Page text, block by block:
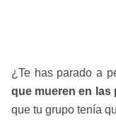
¿Te has parado a
que mueren en las
que tu grupo tenía